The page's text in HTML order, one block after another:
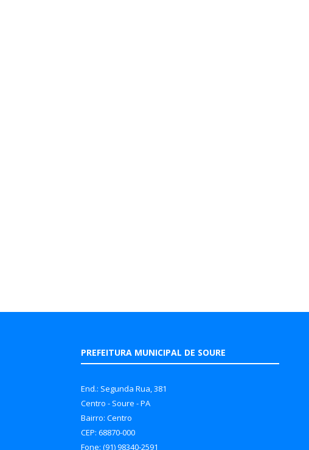
PREFEITURA MUNICIPAL DE SOURE
End.: Segunda Rua, 381
Centro - Soure - PA
Bairro: Centro
CEP: 68870-000
Fone: (91) 98340-2591